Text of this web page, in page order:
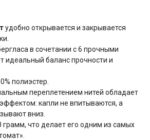
удобно открывается и закрывается
в сочетании с 6 прочными
идеальный баланс прочности и
полиэстер.
переплетением нитей обладает
капли не впитываются, а
вниз.
грамм, что делает его одним из самых